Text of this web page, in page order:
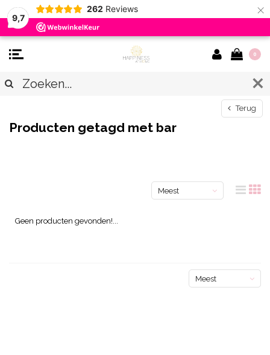
9,7
262 Reviews ×
0
Terug
Producten getagd met bar
Meest
Geen producten gevonden!...
Meest